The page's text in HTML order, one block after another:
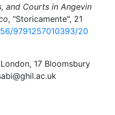
and Courts in Angevin
, "Storicamente", 21
9791257010393/20
17 Bloomsbury